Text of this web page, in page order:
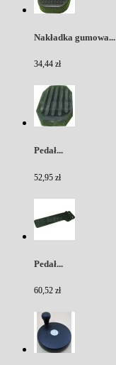
Nakładka gumowa...
34,44 zł
Pedał...
52,95 zł
Pedał...
60,52 zł